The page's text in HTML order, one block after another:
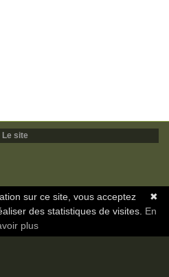
Le site
✖
sur ce site, vous acceptez
des statistiques de visites. En
plus